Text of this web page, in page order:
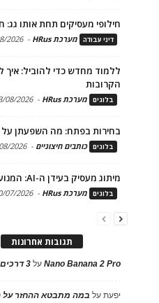
חילופי מעסיקים תחת אותו
דיני עבודה מערכת HRus -
2026
ללמוד מחדש כדי להוביל:
הקרובות
בלוגים מערכת HRus -
08/2026
בחירות בפתח: מה השפעתן
בלוגים כותבים חיצוניים -
2026
מיתוג מעסיק בעידן ה-AI: המנוע הכלכלי של גיוס ושימור טלנטים
בלוגים מערכת HRus -
07/2026
תגובות אחרונות
Nano Banana 2 Proעל 3 דרכים לבניית ביטחון עצמי של עובדים
יפעתעל במה מתבטא ההחזר